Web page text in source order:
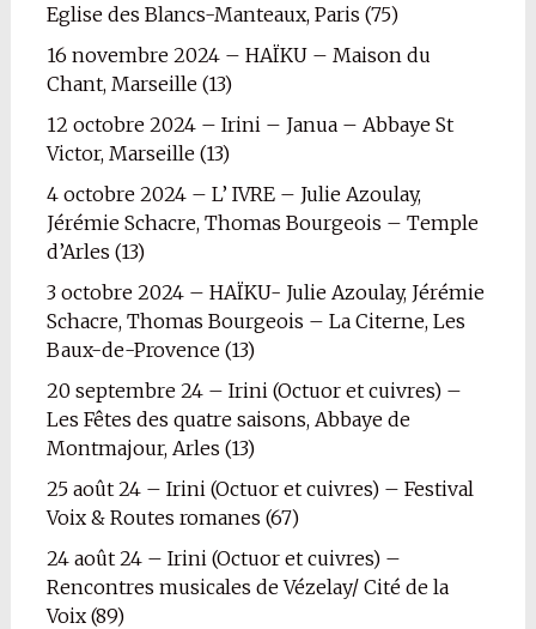
Eglise des Blancs-Manteaux, Paris (75)
16 novembre 2024 – HAÏKU – Maison du
Chant, Marseille (13)
12 octobre 2024 – Irini – Janua – Abbaye St
Victor, Marseille (13)
4 octobre 2024 – L’ IVRE – Julie Azoulay,
Jérémie Schacre, Thomas Bourgeois – Temple
d’Arles (13)
3 octobre 2024 – HAÏKU- Julie Azoulay, Jérémie
Schacre, Thomas Bourgeois – La Citerne, Les
Baux-de-Provence (13)
20 septembre 24 – Irini (Octuor et cuivres) –
Les Fêtes des quatre saisons, Abbaye de
Montmajour, Arles (13)
25 août 24 – Irini (Octuor et cuivres) – Festival
Voix & Routes romanes (67)
24 août 24 – Irini (Octuor et cuivres) –
Rencontres musicales de Vézelay/ Cité de la
Voix (89)